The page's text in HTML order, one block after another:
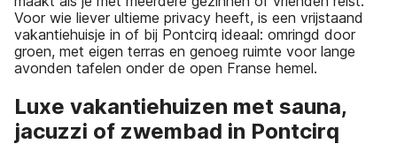
Voor wie liever ultieme privacy heeft, is een vrijstaand
vakantiehuisje in of bij Pontcirq ideaal: omringd door
groen, met eigen terras en genoeg ruimte voor lange
avonden tafelen onder de open Franse hemel.
Luxe vakantiehuizen met sauna,
jacuzzi of zwembad in Pontcirq